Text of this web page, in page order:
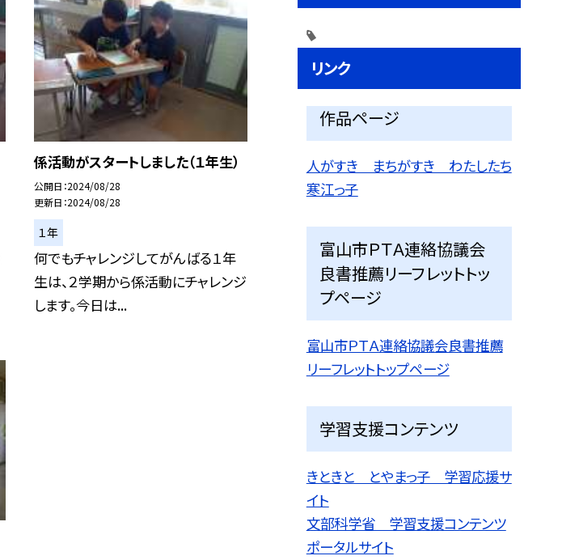
係活動がスタートしました（１年生）
公開日 2024/08/28
更新日 2024/08/28
１年
何でもチャレンジしてがんばる１年
生は、２学期から係活動にチャレンジ
します。今日は...
リンク
作品ページ
人がすき まちがすき わたしたち
寒江っ子
富山市ＰＴＡ連絡協議会
良書推薦リーフレットトッ
プページ
富山市ＰＴＡ連絡協議会良書推薦
リーフレットトップページ
学習支援コンテンツ
きときと とやまっ子 学習応援サ
イト
文部科学省 学習支援コンテンツ
ポータルサイト